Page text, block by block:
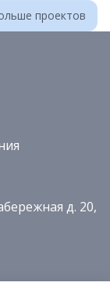
проектов
д. 20,